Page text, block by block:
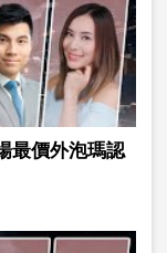
最價外泡瑪認